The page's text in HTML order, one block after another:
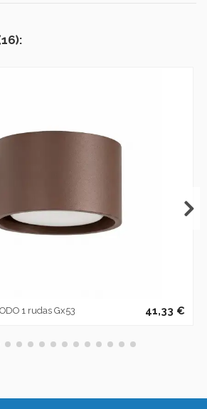
1 rudas Gx53 41,33 €